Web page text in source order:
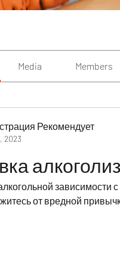
Media Members
Рекомендует
2023
от вредной